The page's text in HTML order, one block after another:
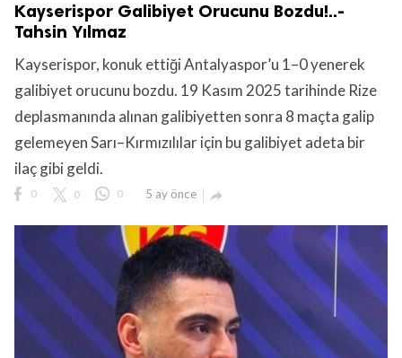
Kayserispor Galibiyet Orucunu Bozdu!..-
Tahsin Yılmaz
Kayserispor, konuk ettiği Antalyaspor’u 1–0 yenerek
galibiyet orucunu bozdu. 19 Kasım 2025 tarihinde Rize
deplasmanında alınan galibiyetten sonra 8 maçta galip
gelemeyen Sarı–Kırmızılılar için bu galibiyet adeta bir
ilaç gibi geldi.
0 0 0 5 ay önce 